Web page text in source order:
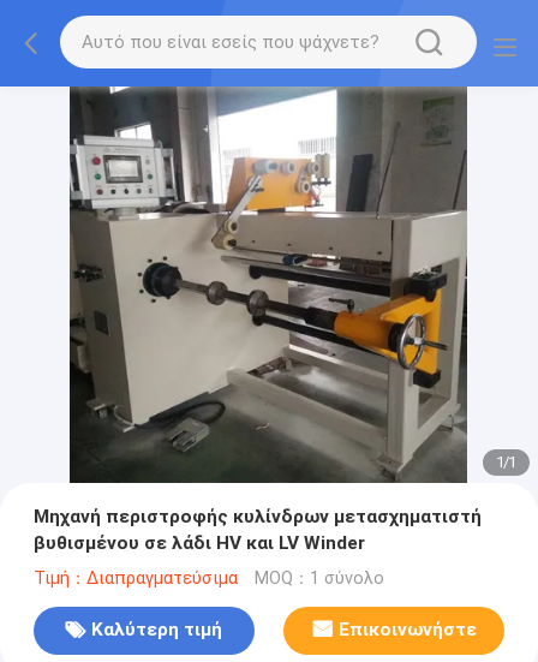
1/1
Μηχανή περιστροφής κυλίνδρων μετασχηματιστή
βυθισμένου σε λάδι HV και LV Winder
Τιμή：Διαπραγματεύσιμα MOQ：1 σύνολο
Καλύτερη τιμή Επικοινωνήστε